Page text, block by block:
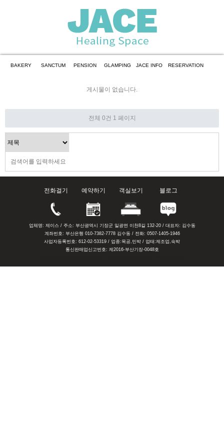
BAKERY SANCTUM PENSION GLAMPING JACE INFO RESERVATION
게시물이 없습니다.
전체 0건 1 페이지
전화걸기 예약하기 객실보기 블로그
업체명: 제이스 / 주소: 부산광역시 기장군 일광면 이천8길 132-20 / 대표자: 김수동
계좌번호: 부산은행 010-7382-7778 김수동 / 전화: 0507-1405-1946
사업자등록번호: 612-02-53319 / 업종:목공,민박 / 업태:제조업,숙박
통신판매업신고번호: 제2016-부산기장-0048호